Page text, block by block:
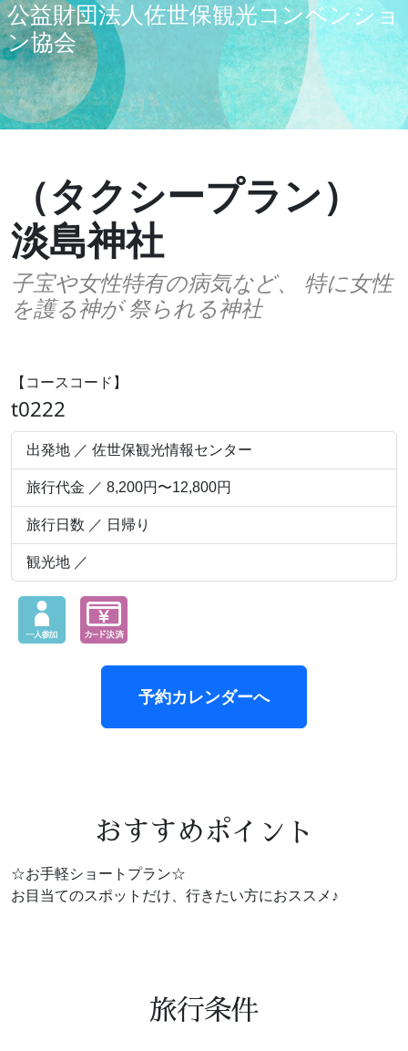
公益財団法人佐世保観光コンベンショ
ン協会
（タクシープラン）
淡島神社
子宝や女性特有の病気など、 特に女性
を護る神が 祭られる神社
【コースコード】
t0222
出発地 ／ 佐世保観光情報センター
旅行代金 ／ 8,200円〜12,800円
旅行日数 ／ 日帰り
観光地 ／
予約カレンダーへ
おすすめポイント
☆お手軽ショートプラン☆
お目当てのスポットだけ、行きたい方におススメ♪
旅行条件